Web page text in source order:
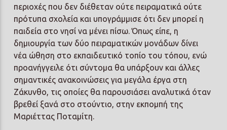
περιοχές που δεν διέθεταν ούτε πειραματικά ούτε
πρότυπα σχολεία και υπογράμμισε ότι δεν μπορεί η
παιδεία στο νησί να μένει πίσω. Όπως είπε, η
δημιουργία των δύο πειραματικών μονάδων δίνει
νέα ώθηση στο εκπαιδευτικό τοπίο του τόπου, ενώ
προανήγγειλε ότι σύντομα θα υπάρξουν και άλλες
σημαντικές ανακοινώσεις για μεγάλα έργα στη
Ζάκυνθο, τις οποίες θα παρουσιάσει αναλυτικά όταν
βρεθεί ξανά στο στούντιο, στην εκπομπή της
Μαριέττας Ποταμίτη.